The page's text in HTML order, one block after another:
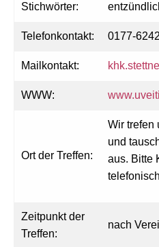
Stichwörter:
Telefonkontakt: 0177-
Mailkontakt:
WWW:
Ort der Treffen:
Wir trefen
und
aus. Bitte
Zeitpunkt der
Treffen:
nach